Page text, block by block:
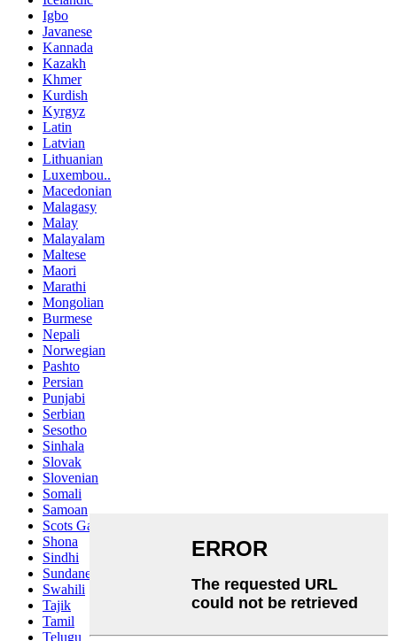
Igbo
Javanese
Kannada
Kazakh
Khmer
Kurdish
Kyrgyz
Latin
Latvian
Lithuanian
Luxembou..
Macedonian
Malagasy
Malay
Malayalam
Maltese
Maori
Marathi
Mongolian
Burmese
Nepali
Norwegian
Pashto
Persian
Punjabi
Serbian
Sesotho
Sinhala
Slovak
Slovenian
Somali
Samoan
Scots Gaelic
Shona
Sindhi
Sundanese
Swahili
Tajik
Tamil
Telugu